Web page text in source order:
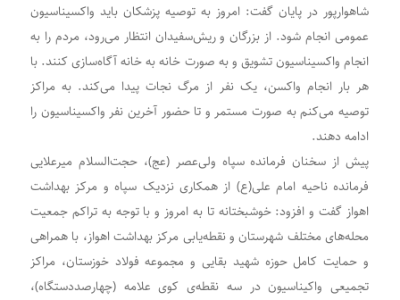
شاهوارپور در پایان گفت: امروز به توصیه پزشکان باید واکسیناسیون
عمومی انجام شود. از بزرگان و ریش‌سفیدان انتظار می‌رود، مردم را به
انجام واکسیناسیون تشویق و به صورت خانه به خانه آگاه‌سازی کنند. با
هر بار انجام واکسن، یک نفر از مرگ نجات پیدا می‌کند. به مراکز
توصیه می‌کنم به صورت مستمر و تا حضور آخرین نفر واکسیناسیون را
ادامه دهند.
پیش از سخنان فرمانده سپاه ولی‌عصر (عج)، حجت‌السلام میرعلایی
فرمانده ناحیه امام علی(ع) از همکاری نزدیک سپاه و مرکز بهداشت
اهواز گفت و افزود: خوشبختانه تا به امروز و با توجه به تراکم جمعیت
محله‌های مختلف شهرستان و نقطه‌یابی مرکز بهداشت اهواز، با همراهی
و حمایت کامل حوزه شهید بقایی و مجموعه فولاد خوزستان، مراکز
تجمیعی واکیناسیون در سه نقطه‌ی کوی علامه (چهارصددستگاه)،